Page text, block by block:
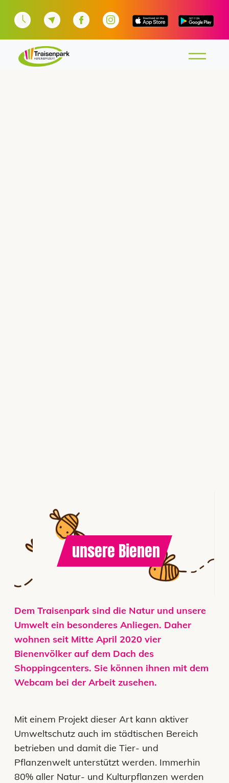
Schauen Sie auf
unsere Bienen
Dem Traisenpark sind die Natur und unsere
Umwelt ein besonderes Anliegen. Daher
wohnen seit Mitte April 2020 vier
Bienenvölker auf dem Dach des
Shoppingcenters. Sie können ihnen mit dem
Webcam bei der Arbeit zusehen.
Mit einem Projekt dieser Art kann aktiver
Umweltschutz auch im städtischen Bereich
betrieben und damit die Tier- und
Pflanzenwelt unterstützt werden. Immerhin
80% aller Natur- und Kulturpflanzen werden